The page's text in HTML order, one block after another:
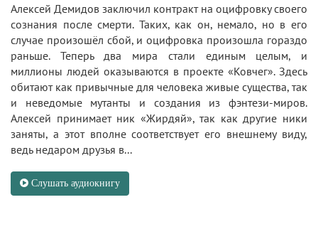
Алексей Демидов заключил контракт на оцифровку своего
сознания после смерти. Таких, как он, немало, но в его
случае произошёл сбой, и оцифровка произошла гораздо
раньше. Теперь два мира стали единым целым, и
миллионы людей оказываются в проекте «Ковчег». Здесь
обитают как привычные для человека живые существа, так
и неведомые мутанты и создания из фэнтези-миров.
Алексей принимает ник «Жирдяй», так как другие ники
заняты, а этот вполне соответствует его внешнему виду,
ведь недаром друзья в...
Слушать аудиокнигу